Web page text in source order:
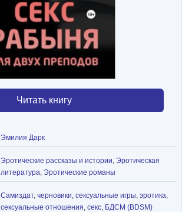
Читать книгу
Эмилия Дарк
Эротические рассказы и истории Эротическая
литература Эротические романы
Самиздат, черновики сексуальные игры эротика
сексуальные отношения секс БДСМ (BDSM)